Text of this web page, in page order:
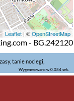
Leaflet | ©OpenStreetMap
- BG.242120
tanie noclegi,
Wygenerowano w 0.084 sek.